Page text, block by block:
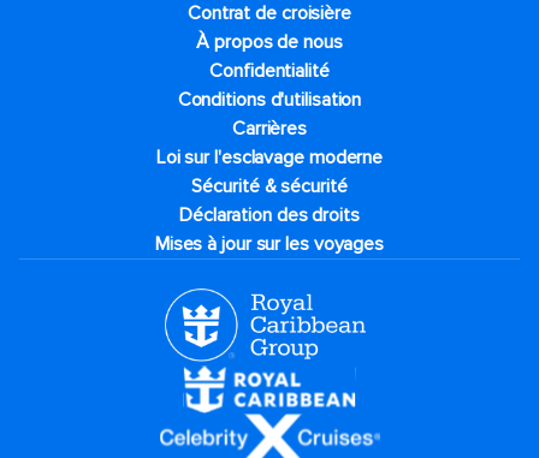
Contrat de croisière
À propos de nous
Confidentialité
Conditions d'utilisation
Carrières
Loi sur l'esclavage moderne
Sécurité & sécurité
Déclaration des droits
Mises à jour sur les voyages